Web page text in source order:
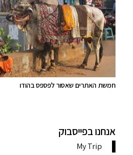
חמשת האתרים שאסור לפספס בהודו
אנחנו בפייסבוק